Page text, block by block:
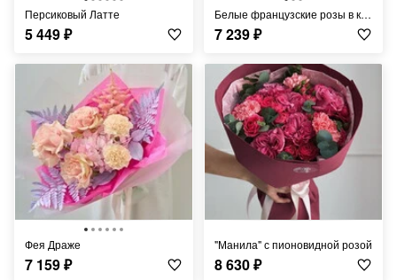
Персиковый Латте
5 449₽
Белые французские розы в корзине
7 239₽
Фея Драже
7 159₽
"Манила" с пионовидной розой
8 630₽